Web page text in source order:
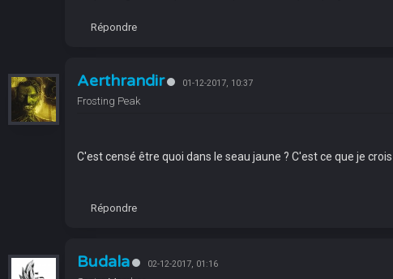
Répondre
Aerthrandir 01-12-2017, 10:37
Frosting Peak
C'est censé être quoi dans le seau jaune ? C'est ce que je
Répondre
Budala 02-12-2017, 01:16